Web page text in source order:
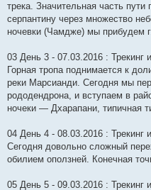
трека. Значительная часть
серпантину через множество
ночевки (Чамдже) мы прибудем
03 День 3 - 07.03.2016 :
Горная тропа поднимается к
реки Марсианди. Сегодня мы
рододендрона, и вступаем в
ночеки — Дхарапани, типичная
04 День 4 - 08.03.2016 : Трекинг
Сегодня довольно сложный
обилием оползней. Конечная
05 День 5 - 09.03.2016 : Трекинг